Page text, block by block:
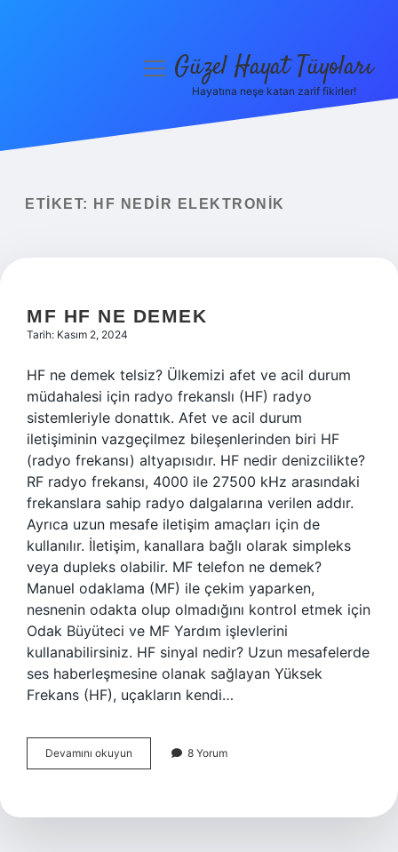
Yasal Uyarı
menüyüGüzel Hayat Tüyoları
Hayatına neşe katan zarif fikirler!
ETIKET: HF NEDIR ELEKTRONIK
MF HF NE DEMEK
Tarih: Kasım 2, 2024
HF ne demek telsiz? Ülkemizi afet ve acil durum
müdahalesi için radyo frekanslı (HF) radyo
sistemleriyle donattık. Afet ve acil durum
iletişiminin vazgeçilmez bileşenlerinden biri HF
(radyo frekansı) altyapısıdır. HF nedir denizcilikte?
RF radyo frekansı, 4000 ile 27500 kHz arasındaki
frekanslara sahip radyo dalgalarına verilen addır.
Ayrıca uzun mesafe iletişim amaçları için de
kullanılır. İletişim, kanallara bağlı olarak simpleks
veya dupleks olabilir. MF telefon ne demek?
Manuel odaklama (MF) ile çekim yaparken,
nesnenin odakta olup olmadığını kontrol etmek için
Odak Büyüteci ve MF Yardım işlevlerini
kullanabilirsiniz. HF sinyal nedir? Uzun mesafelerde
ses haberleşmesine olanak sağlayan Yüksek
Frekans (HF), uçakların kendi…
Devamını okuyun
Hf
8 Yorum